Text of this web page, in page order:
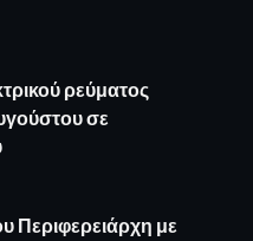
ρεύματος
σε
Περιφερειάρχη με